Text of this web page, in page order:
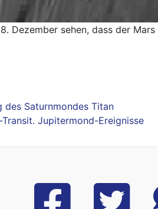
Dezember sehen, dass der
des Saturnmondes Titan
Jupitermond-Ereignisse